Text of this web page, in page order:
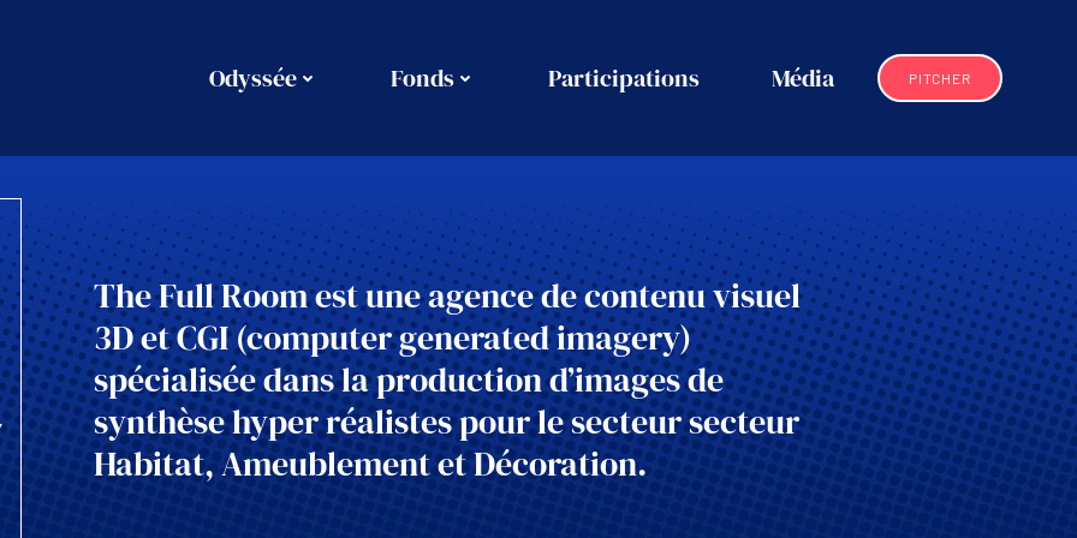
Odyssée Fonds Participations Média PITCHER
The Full Room est une agence de contenu visuel
3D et CGI (computer generated imagery)
spécialisée dans la production d’images de
synthèse hyper réalistes pour le secteur secteur
Habitat, Ameublement et Décoration.